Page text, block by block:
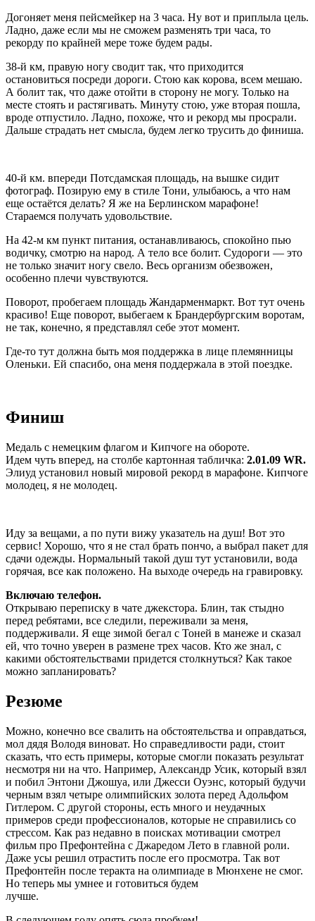
Догоняет меня пейсмейкер на 3 часа. Ну вот и приплыла цель.
Ладно, даже если мы не сможем разменять три часа, то
рекорду по крайней мере тоже будем рады.
38-й км, правую ногу сводит так, что приходится
остановиться посреди дороги. Стою как корова, всем мешаю.
А болит так, что даже отойти в сторону не могу. Только на
месте стоять и растягивать. Минуту стою, уже вторая пошла,
вроде отпустило. Ладно, похоже, что и рекорд мы просрали.
Дальше страдать нет смысла, будем легко трусить до финиша.
40-й км. впереди Потсдамская площадь, на вышке сидит
фотограф. Позирую ему в стиле Тони, улыбаюсь, а что нам
еще остаётся делать? Я же на Берлинском марафоне!
Стараемся получать удовольствие.
На 42-м км пункт питания, останавливаюсь, спокойно пью
водичку, смотрю на народ. А тело все болит. Судороги — это
не только значит ногу свело. Весь организм обезвожен,
особенно плечи чувствуются.
Поворот, пробегаем площадь Жандарменмаркт. Вот тут очень
красиво! Еще поворот, выбегаем к Брандербургским воротам,
не так, конечно, я представлял себе этот момент.
Где-то тут должна быть моя поддержка в лице племянницы
Оленьки. Ей спасибо, она меня поддержала в этой поездке.
Финиш
Медаль с немецким флагом и Кипчоге на обороте.
Идем чуть вперед, на столбе картонная табличка: 2.01.09 WR.
Элиуд установил новый мировой рекорд в марафоне. Кипчоге
молодец, я не молодец.
Иду за вещами, а по пути вижу указатель на душ! Вот это
сервис! Хорошо, что я не стал брать пончо, а выбрал пакет для
сдачи одежды. Нормальный такой душ тут установили, вода
горячая, все как положено. На выходе очередь на гравировку.
Включаю телефон.
Открываю переписку в чате джекстора. Блин, так стыдно
перед ребятами, все следили, переживали за меня,
поддерживали. Я еще зимой бегал с Тоней в манеже и сказал
ей, что точно уверен в размене трех часов. Кто же знал, с
какими обстоятельствами придется столкнуться? Как такое
можно запланировать?
Резюме
Можно, конечно все свалить на обстоятельства и оправдаться,
мол дядя Володя виноват. Но справедливости ради, стоит
сказать, что есть примеры, которые смогли показать результат
несмотря ни на что. Например, Александр Усик, который взял
и побил Энтони Джошуа, или Джесси Оуэнс, который будучи
черным взял четыре олимпийских золота перед Адольфом
Гитлером. С другой стороны, есть много и неудачных
примеров среди профессионалов, которые не справились со
стрессом. Как раз недавно в поисках мотивации смотрел
фильм про Префонтейна с Джаредом Лето в главной роли.
Даже усы решил отрастить после его просмотра. Так вот
Префонтейн после теракта на олимпиаде в Мюнхене не смог.
Но теперь мы умнее и готовиться будем
лучше.